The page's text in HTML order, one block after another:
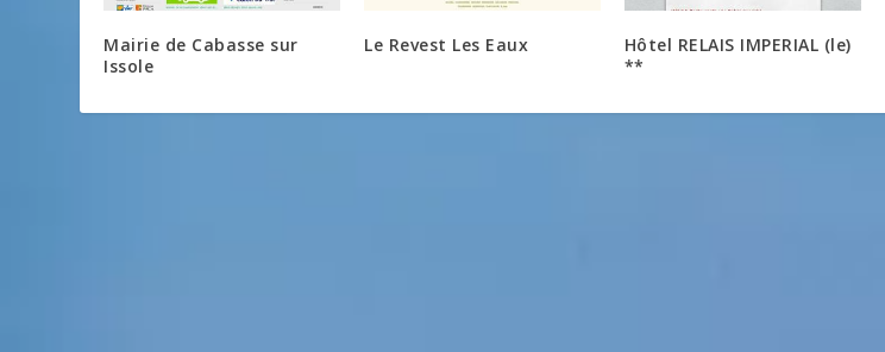
Mairie de Cabasse sur
Issole
Le Revest Les Eaux
Hôtel RELAIS IMPERIAL (le)
**